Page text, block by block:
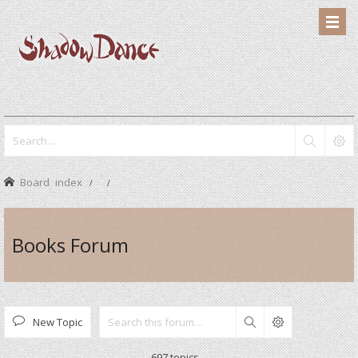
Board index
Books Forum
New Topic Search